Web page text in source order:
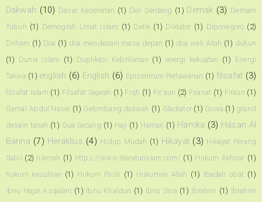
Dakwah (10) Dasar Kesehatan (1) Deli Serdang (1) Demak (3) Demam
Tubuh (1) Demografi Umat Islam (1) Detik (1) Diktator (1) Diponegoro (2)
Dirham (1) Doa (1) doa mendesain masa depan (1) doa wali Allah (1) dukun
(1) Dunia Islam (1) Duplikasi Kebrilianan (1) energi kekuatan (1) Energi
Takwa (1) english (6) English (6) Episentrum Perlawanan (1) filsafat (3)
filsafat Islam (1) Filsafat Sejarah (1) Fiqh (1) Fir'aun (2) Firasat (1) Firaun (1)
Gamal Abdul Naser (1) Gelombang dakwah (1) Gladiator (1) Gowa (1) grand
desain tanah (1) Gua Secang (1) Haji (1) Haman (1) Hamka (3) Hasan Al
Banna (7) Heraklius (4) Hidup Mudah (1) Hikayat (3) Hikayat Perang
Sabil (2) hikmah (1) https://www.literaturislam.com/ (1) Hukum Akhirat (1)
hukum kesulitan (1) Hukum Pasti (1) Hukuman Allah (1) Ibadah obat (1)
Ibnu Hajar Asqalani (1) Ibnu Khaldun (1) Ibnu Sina (1) Ibrahim (1) Ibrahim